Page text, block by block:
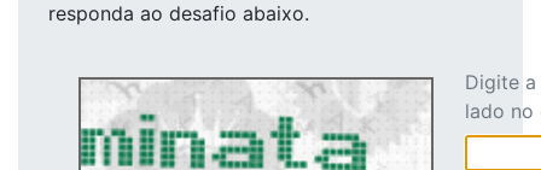
responda ao desafio abaixo.
Digite
lado no